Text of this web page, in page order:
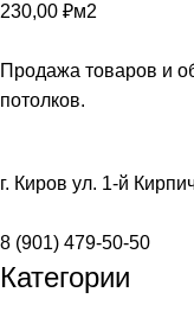
230,00 ₽м2
Продажа товаров и
потолков.
г. Киров ул. 1-й
8 (901) 479-50-50
Категории